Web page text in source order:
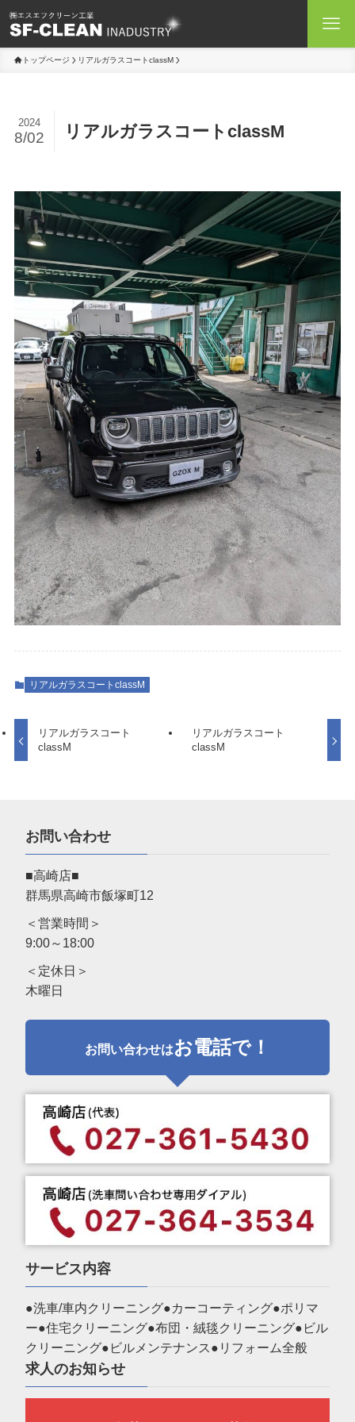
トップページ リアルガラスコートclassM
リアルガラスコートclassM
2024
8/02
リアルガラスコートclassM
リアルガラスコート
classM
リアルガラスコート
classM
お問い合わせ
■高崎店■
群馬県高崎市飯塚町12
＜営業時間＞
9:00～18:00
＜定休日＞
木曜日
お問い合わせはお電話で！
サービス内容
●洗車/車内クリーニング●カーコーティング●ポリマ
ー●住宅クリーニング●布団・絨毯クリーニング●ビル
クリーニング●ビルメンテナンス●リフォーム全般
求人のお知らせ